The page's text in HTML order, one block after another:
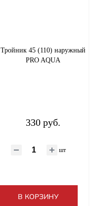
Тройник 45 (110) наружный
PRO AQUA
330 руб.
шт
В КОРЗИНУ